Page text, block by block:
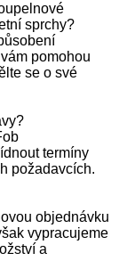
sprchy?
pomohou
se o své
termíny
požadavcích.
objednávku
vypracujeme
a